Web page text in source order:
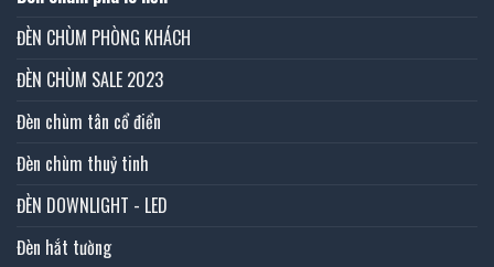
ĐÈN CHÙM PHÒNG KHÁCH
ĐÈN CHÙM SALE 2023
Đèn chùm tân cổ điển
Đèn chùm thuỷ tinh
ĐÈN DOWNLIGHT - LED
Đèn hắt tường